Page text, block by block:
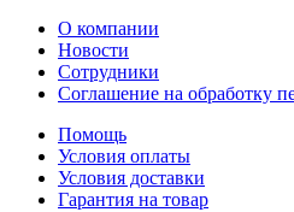
О компании
Новости
Сотрудники
Соглашение на обработку
Помощь
Условия оплаты
Условия доставки
Гарантия на товар